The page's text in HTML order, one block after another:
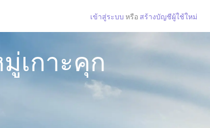
เข้าสู่ระบบ หรือ สร้างบัญชีผู้ใช้ใหม่
เกาะคุก